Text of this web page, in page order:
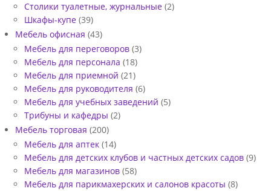
Столики туалетные, журнальные (2)
Шкафы-купе (39)
Мебель офисная (43)
Мебель для переговоров (3)
Мебель для персонала (18)
Мебель для приемной (21)
Мебель для руководителя (6)
Мебель для учебных заведений (5)
Трибуны и кафедры (2)
Мебель торговая (200)
Мебель для аптек (14)
Мебель для детских клубов и частных детских садов (9)
Мебель для магазинов (58)
Мебель для парикмахерских и салонов красоты (8)